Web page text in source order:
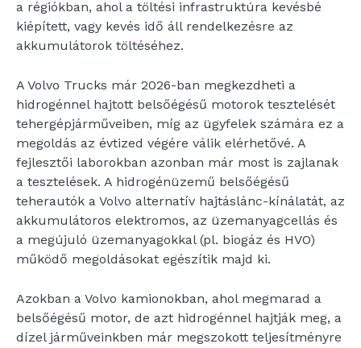
a régiókban, ahol a töltési infrastruktúra kevésbé
kiépített, vagy kevés idő áll rendelkezésre az
akkumulátorok töltéséhez.
A Volvo Trucks már 2026-ban megkezdheti a
hidrogénnel hajtott belsőégésű motorok tesztelését
tehergépjárműveiben, míg az ügyfelek számára ez a
megoldás az évtized végére válik elérhetővé. A
fejlesztői laborokban azonban már most is zajlanak
a tesztelések. A hidrogénüzemű belsőégésű
teherautók a Volvo alternatív hajtáslánc-kínálatát, az
akkumulátoros elektromos, az üzemanyagcellás és
a megújuló üzemanyagokkal (pl. biogáz és HVO)
működő megoldásokat egészítik majd ki.
Azokban a Volvo kamionokban, ahol megmarad a
belsőégésű motor, de azt hidrogénnel hajtják meg, a
dízel járműveinkben már megszokott teljesítményre